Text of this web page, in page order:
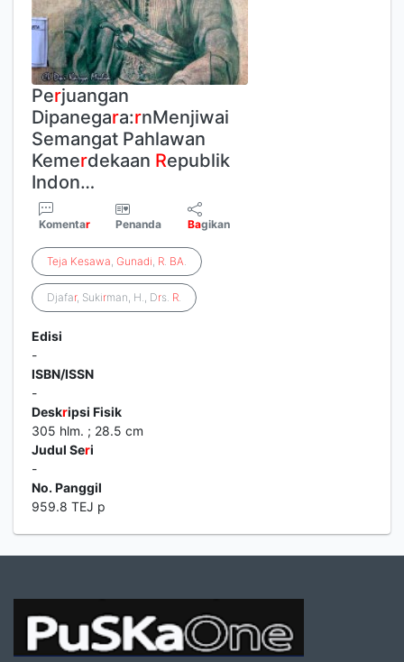
Perjuangan
Dipanegara:rnMenjiwai
Semangat Pahlawan
Kemerdekaan Republik
Indon…
Komentar Penanda Bagikan
Teja Kesawa, Gunadi, R. BA.
Djafar, Sukirman, H., Drs. R.
Edisi
-
ISBN/ISSN
-
Deskripsi Fisik
305 hlm. ; 28.5 cm
Judul Seri
-
No. Panggil
959.8 TEJ p